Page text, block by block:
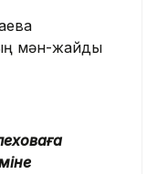
мән-жайды